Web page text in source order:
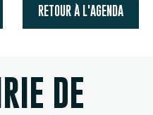
RETOUR À L'AGENDA
DE